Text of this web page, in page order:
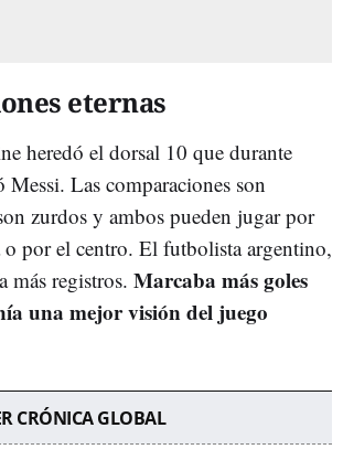
eternas
heredó el dorsal 10 que durante
Messi. Las comparaciones son
zurdos y ambos pueden jugar por
o por el centro. El futbolista argentino,
más registros. Marcaba más goles
una mejor visión del juego
CRÓNICA GLOBAL